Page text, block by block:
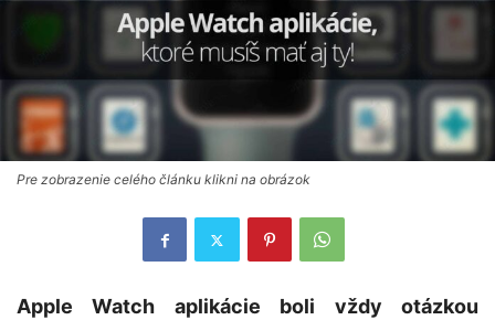
Pre zobrazenie celého článku klikni na obrázok
Apple Watch aplikácie boli vždy otázkou